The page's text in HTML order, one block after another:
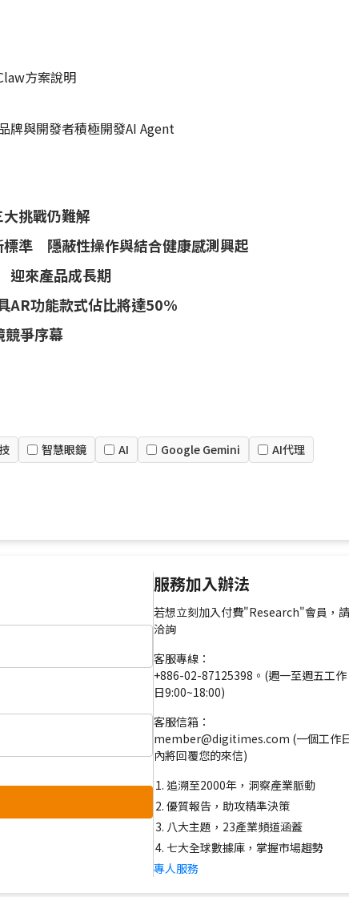
方案說明
與開發者積極開發AI Agent
挑戰仍難解
準 隱蔽性操作與結合健康感測興起
迎來產品成長期
功能款式佔比將達50%
爭序幕
智慧眼鏡 AI Google Gemini
AI代理
服務加入辦法
若想立刻加入付費"Research"會員，請
洽詢
客服專線：
+886-02-87125398。(週一至週五工作
日9:00~18:00)
客服信箱：
member@digitimes.com (一個工作
內將回覆您的來信)
追溯至2000年，洞察產業脈動
優質報告，助攻精準決策
八大主題，23產業頻道涵蓋
七大全球數據庫，掌握市場趨勢
專人服務